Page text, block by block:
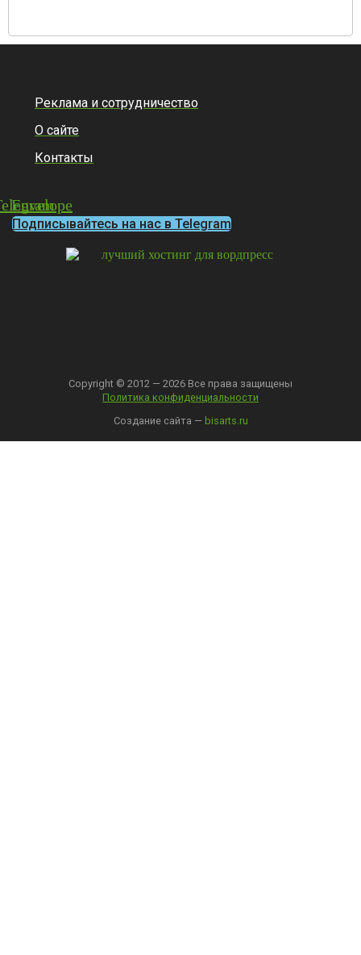
Реклама и сотрудничество
О сайте
Контакты
Envelope
Подписывайтесь на нас в Telegram
Copyright © 2012 — 2026 Все права защищены
Политика конфиденциальности
Создание сайта — bisarts.ru